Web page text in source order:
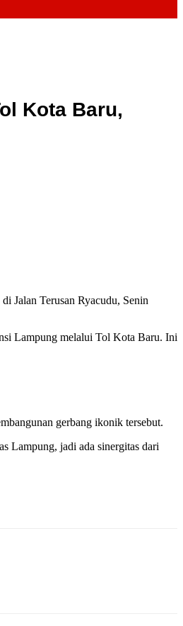
Kota Baru,
Jalan Terusan Ryacudu, Senin
Lampung melalui Tol Kota Baru. Ini
gerbang ikonik tersebut.
Lampung, jadi ada sinergitas dari